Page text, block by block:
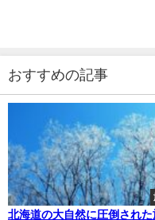
おすすめの記事
北海道の大自然に圧倒された